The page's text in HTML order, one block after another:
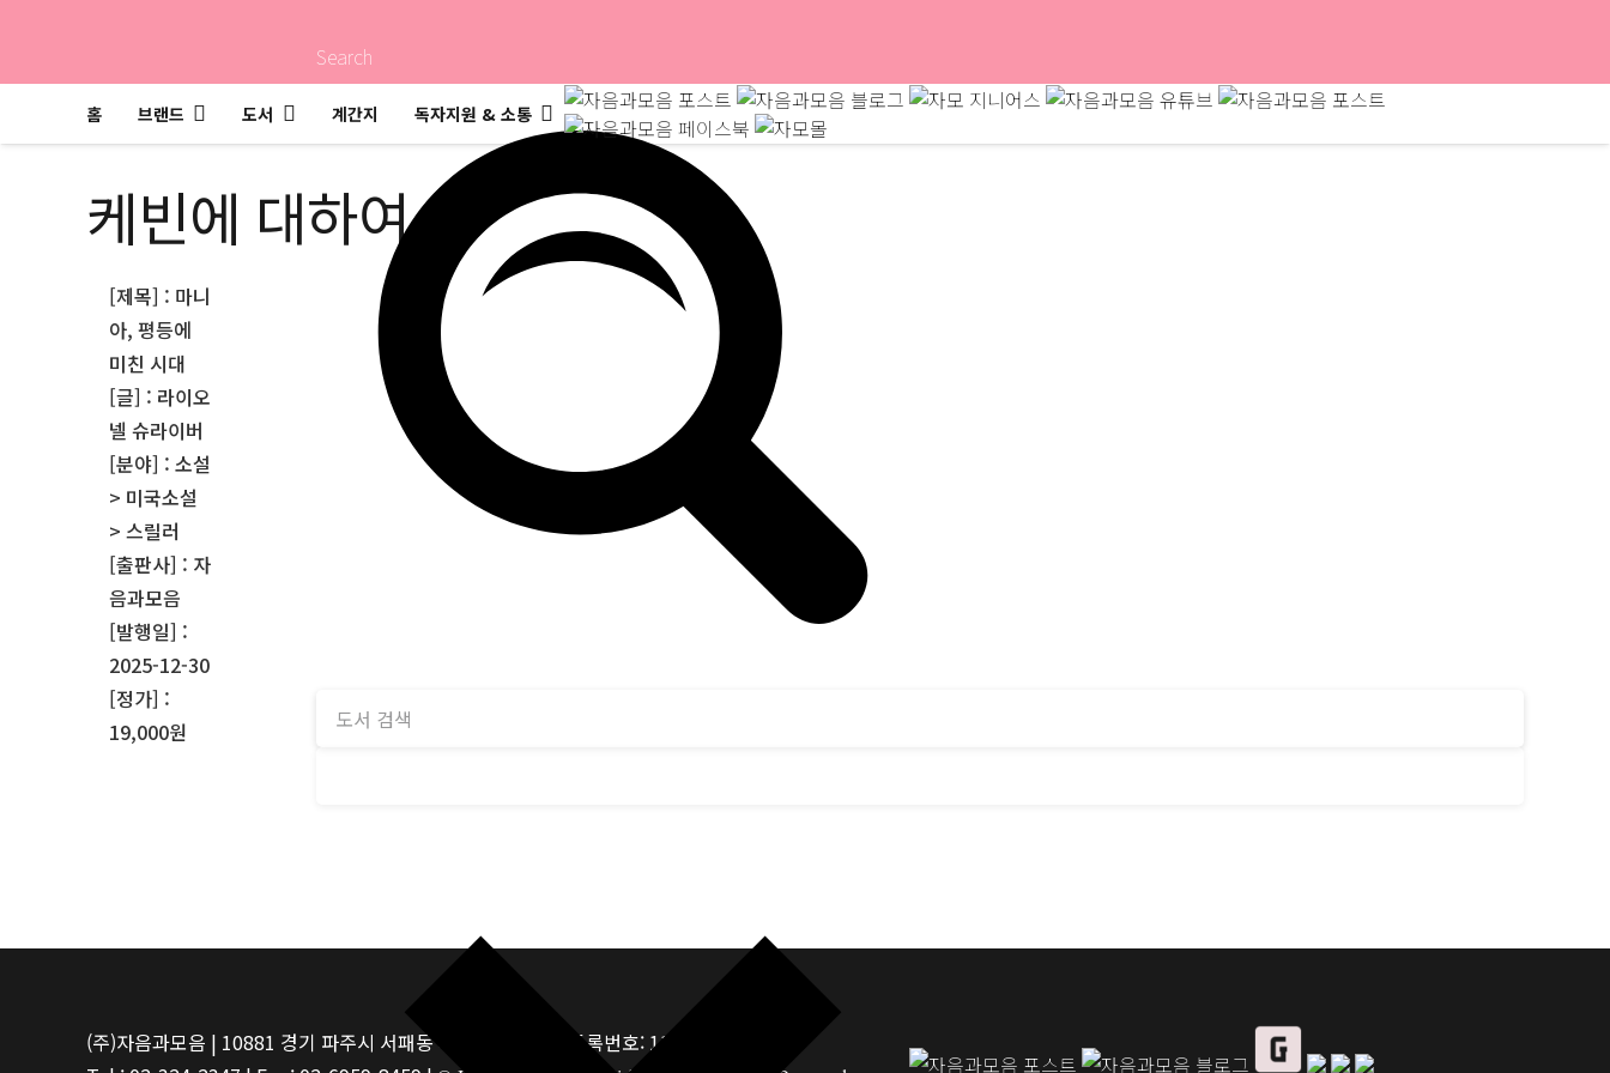
Search
홈 브랜드 도서 계간지 독자지원 & 소통
케빈에 대하여
[제목] : 마니
아, 평등에
미친 시대
[글] : 라이오
넬 슈라이버
[분야] : 소설
> 미국소설
> 스릴러
[출판사] : 자
음과모음
[발행일] :
2025-12-30
[정가] :
19,000원
(주)자음과모음 | 10881 경기 파주시 서패동 469-1 | 사업자등록번호: 117-81-33190